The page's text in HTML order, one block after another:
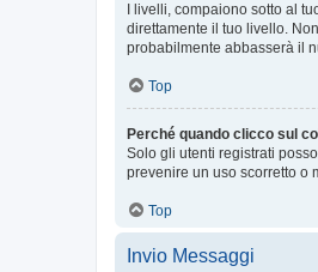
I livelli, compaiono sotto al
direttamente il tuo livello.
probabilmente abbasserà il
Top
Perché quando clicco sul
Solo gli utenti registrati
prevenire un uso scorretto o
Top
Invio Messaggi